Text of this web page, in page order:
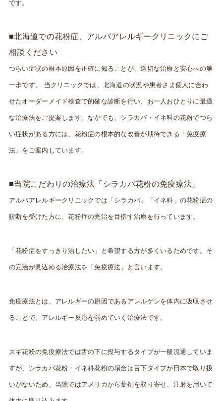
です。
■北海道での花粉症、アルバアレルギークリニックにご
相談ください
つらい症状の根本原因を正確に知ることが、適切な治療と安心への第
一歩です。 当クリニックでは、北海道の状況や患者さま個人に合わ
せたオーダーメイド検査で的確な診断を行い、お一人おひとりに最適
な治療法をご提案します。なかでも、シラカバ・イネ科の花粉でつら
い症状がある方には、花粉症の根本的な改善が期待できる「免疫療
法」をご案内しています。
■当院こだわりの治療法「シラカバ花粉の免疫療法」
アルバアレルギークリニックでは「シラカバ」「イネ科」の花粉症の
診断を受けた方に、花粉症の完治を目指す治療を行っています。
「花粉症をすっきり治したい」と希望する方が多くいるためです。そ
の完治が見込める治療法を「免疫療法」と言います。
免疫療法とは、アレルギーの原因であるアレルゲンを体内に吸収させ
ることで、アレルギー反応を弱めていく治療法です。
スギ花粉の免疫療法では舌の下に投与するタイプが一般流通していま
すが、シラカバ花粉・イネ科花粉の場合は舌下タイプが日本で取り扱
いがないため、当院ではアメリカから薬剤を取り寄せ、注射を用いて